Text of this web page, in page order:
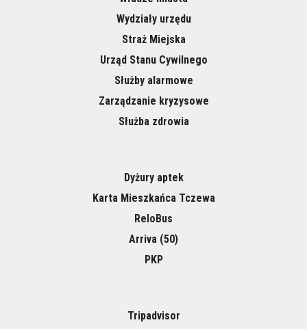
Wydziały urzędu
Straż Miejska
Urząd Stanu Cywilnego
Służby alarmowe
Zarządzanie kryzysowe
Służba zdrowia
Dyżury aptek
Karta Mieszkańca Tczewa
ReloBus
Arriva (50)
PKP
Tripadvisor